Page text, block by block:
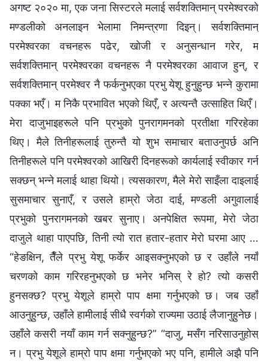
अगष्ट २०२० मा, एक जना सिस्टरले मलाई सर्वशक्तिमान्‌ परमेश्‍वरको
मण्डलीको अनलाइन भेलामा निमन्त्रणा दिइन्। सर्वशक्तिमान्‌
परमेश्‍वरका वचनहरू पढेर, खोजी र अनुसन्धान गरेर, म
सर्वशक्तिमान्‌ परमेश्‍वरका वचनहरू नै परमेश्‍वरका आवाज हुन्, र
सर्वशक्तिमान्‌ परमेश्‍वर नै फर्कनुभएका प्रभु येशू हुनुहुन्छ भन्‍ने कुरामा
पक्‍का भएँ। म निकै प्रभावित भएको थिएँ, र अत्यन्तै उत्साहित थिएँ।
मेरा दाजुभाइहरूले पनि प्रभुको पुनरागमनको प्रतीक्षा गरिरहेका
थिए। मैले तिनीहरूलाई तुरुन्तै यो शुभ समाचार बताउनुपर्छ अनि
तिनीहरूले पनि परमेश्‍वरको आखिरी दिनहरूको कार्यलाई स्वीकार गर्न
सक्छन् भन्‍ने मलाई थाहा थियो। त्यसकारण, मैले मेरो साइँला दाइलाई
सुसमाचार सुनाएँ, र उसले हाम्रो जेठा दाई, मण्डली अगुवालाई
प्रभुको पुनरागमनको खबर सुनाए। अनपेक्षित रूपमा, मेरो जेठा
दाजुले थाहा पाएपछि, तिनी त्यो रात हतार-हतार मेरो घरमा आए …
“हेङक्षिन, तैँले प्रभु येशू फर्केर आइसक्‍नुभएको छ र उहाँले नयाँ
चरणको काम गरिरहनुभएको छ भनेर भनिस् रे हो? त्यो कसरी
हुनसक्छ? प्रभु येशूले हाम्रो पाप क्षमा गर्नुभएको छ। जब उहाँ
आउनुहुन्छ, उहाँले हामीलाई सीधै स्वर्गको राज्यमा उठाई लैजानुहुनेछ।
उहाँले कसरी नयाँ काम गर्न सक्‍नुहुन्छ?” “दाजु, मसँग नरिसाउनुहोस्
न। प्रभु येशूले हाम्रो पाप क्षमा गर्नुभएको भए पनि, हामीले अझै पनि